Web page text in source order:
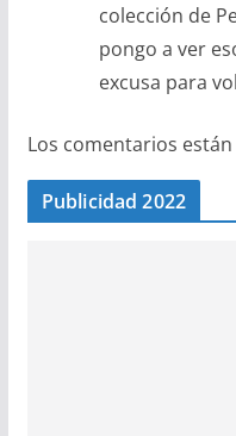
colección de
pongo a ver
excusa para
Los comentarios
Publicidad 2022